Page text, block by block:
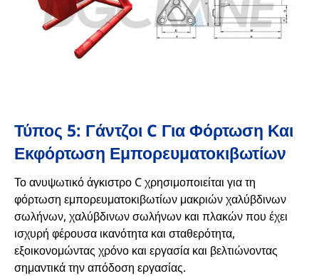
Τύπος 5: Γάντζοι C Για Φόρτωση Και
Εκφόρτωση Εμπορευματοκιβωτίων
Το ανυψωτικό άγκιστρο C χρησιμοποιείται για τη
φόρτωση εμπορευματοκιβωτίων μακριών χαλύβδινων
σωλήνων, χαλύβδινων σωλήνων και πλακών που έχει
ισχυρή φέρουσα ικανότητα και σταθερότητα,
εξοικονομώντας χρόνο και εργασία και βελτιώνοντας
σημαντικά την απόδοση εργασίας.